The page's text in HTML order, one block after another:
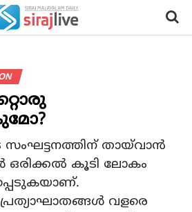
സംഘട്ടനത്തിന് തായ്‌വാൻ
ഒരിക്കൽ കൂടി ലോകം
വളരെ